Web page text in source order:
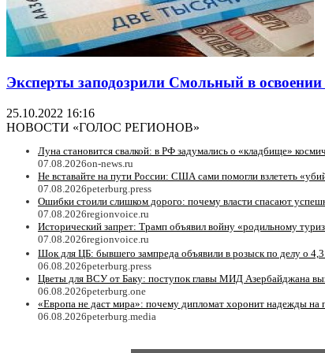
Эксперты заподозрили Смольный в освоении
25.10.2022 16:16
НОВОСТИ «ГОЛОС РЕГИОНОВ»
Луна становится свалкой: в РФ задумались о «кладбище»
07.08.2026on-news.ru
Не вставайте на пути России: США сами помогли взлететь
07.08.2026peterburg.press
Ошибки стоили слишком дорого: почему власти спасают
07.08.2026regionvoice.ru
Исторический запрет: Трамп объявил войну «родильному
07.08.2026regionvoice.ru
Шок для ЦБ: бывшего зампреда объявили в розыск по делу о
06.08.2026peterburg.press
Цветы для ВСУ от Баку: поступок главы МИД Азербайджана
06.08.2026peterburg.one
«Европа не даст мира»: почему дипломат хоронит надежды на
06.08.2026peterburg.media